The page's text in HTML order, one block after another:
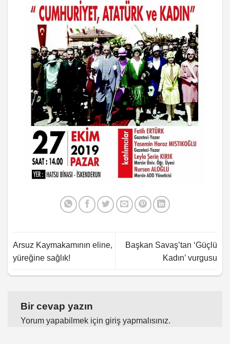
Arsuz Kaymakamının eline,
yüreğine sağlık!
Başkan Savaş’tan ‘Güçlü
Kadın’ vurgusu
Bir cevap yazın
Yorum yapabilmek için giriş yapmalısınız.